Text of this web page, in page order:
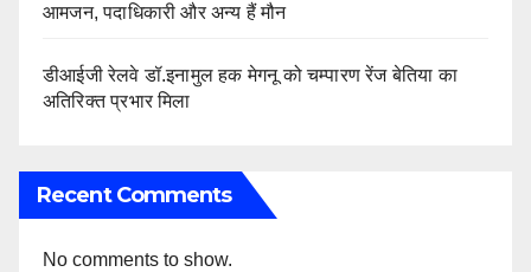
आमजन, पदाधिकारी और अन्य हैं मौन
डीआईजी रेलवे डॉ.इनामुल हक मेगनू को चम्पारण रेंज बेतिया का
अतिरिक्त प्रभार मिला
Recent Comments
No comments to show.